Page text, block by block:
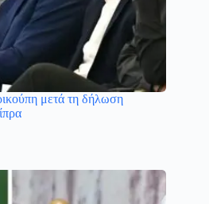
μετά τη δήλωση